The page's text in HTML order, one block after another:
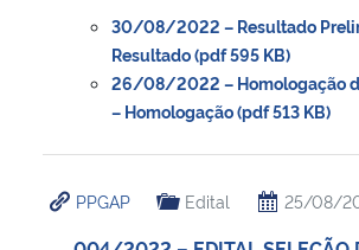
30/08/2022 – Resultado
Resultado (pdf 595 KB)
26/08/2022 – Homologação
– Homologação (pdf 513 KB)
PPGAP Edital 25/08/